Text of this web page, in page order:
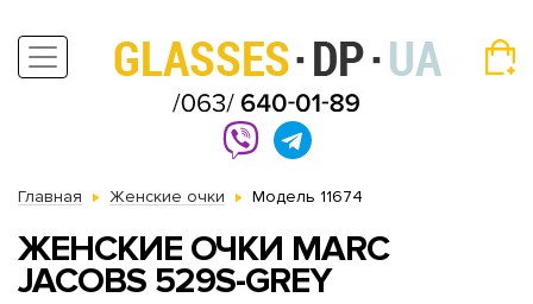
Главная Женские очки Модель 11674
ЖЕНСКИЕ ОЧКИ MARC
JACOBS 529S-GREY